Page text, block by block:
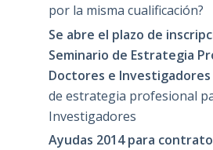
por la misma cualificación?
Se abre el plazo de
Seminario de Estrategia
Doctores e Investigadores
de estrategia profesional
Investigadores
Ayudas 2014 para